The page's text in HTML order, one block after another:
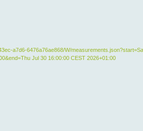
a7d6-6476a76ae868/W/
Jul 30 16:00:00 CEST 2026+01:00